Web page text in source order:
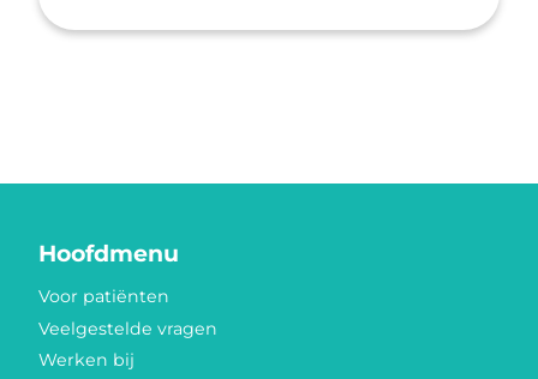
Hoofdmenu
Voor patiënten
Veelgestelde vragen
Werken bij